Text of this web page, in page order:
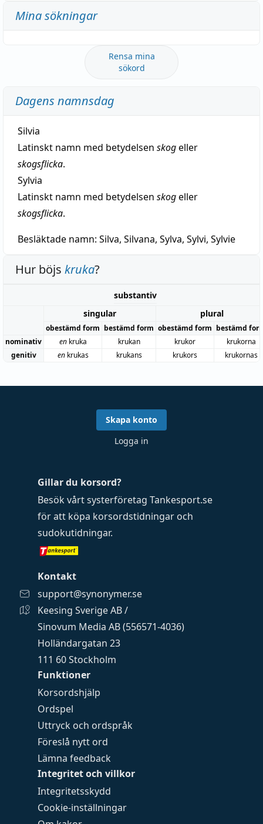
Mina sökningar
Rensa mina
sökord
Dagens namnsdag
Silvia
Latinskt namn med betydelsen skogeller
skogsflicka.
Sylvia
Latinskt namn med betydelsen skogeller
skogsflicka.
Besläktade namn: Silva, Silvana, Sylva, Sylvi, Sylvie
Hur böjs kruka?
substantiv
singular
plural
obestämd form bestämd form obestämd form bestämd
nominativ
enkruka krukan krukor
krukorna
genitiv
enkrukas krukans krukors krukornas
Funktioner
Korsordshjälp
Ordspel
Uttryck och ordspråk
Föreslå nytt ord
Lämna feedback
Integritet och villkor
Integritetsskydd
Cookie-inställningar
Gillar du korsord?
Besök vårt systerföretag Tankesport.se
för att köpa korsordstidningar och
sudokutidningar.
Kontakt
support@synonymer.se
Keesing Sverige AB /
Sinovum Media AB (556571-4036)
Holländargatan 23
111 60 Stockholm
Skapa konto
Logga in